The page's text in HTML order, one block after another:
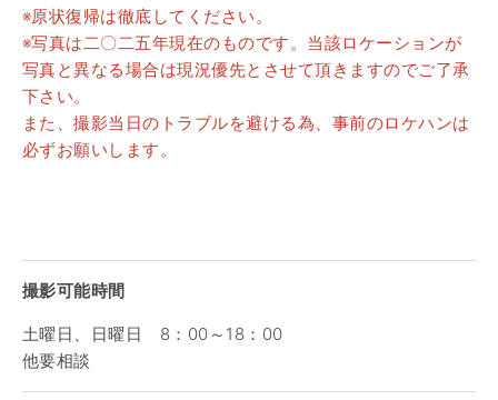
※原状復帰は徹底してください。
※写真は二〇二五年現在のものです。当該ロケーションが
写真と異なる場合は現況優先とさせて頂きますのでご了承
下さい。
また、撮影当日のトラブルを避ける為、事前のロケハンは
必ずお願いします。
撮影可能時間
土曜日、日曜日 8：00～18：00
他要相談